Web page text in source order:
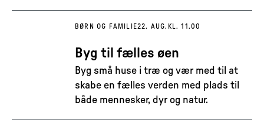
BØRN OG FAMILIE22. AUG. KL. 11.00
Byg til fælles øen
Byg små huse i træ og vær med til at
skabe en fælles verden med plads til
både mennesker, dyr og natur.